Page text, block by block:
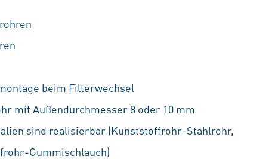
beim Filterwechsel
mit Außendurchmesser 8 oder 10 mm
sind realisierbar (Kunststoffrohr-Stahlrohr,
Gummischlauch)